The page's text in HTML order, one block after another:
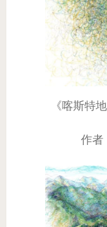
《喀斯特
作者